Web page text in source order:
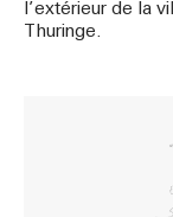
l’extérieur de la
Thuringe.